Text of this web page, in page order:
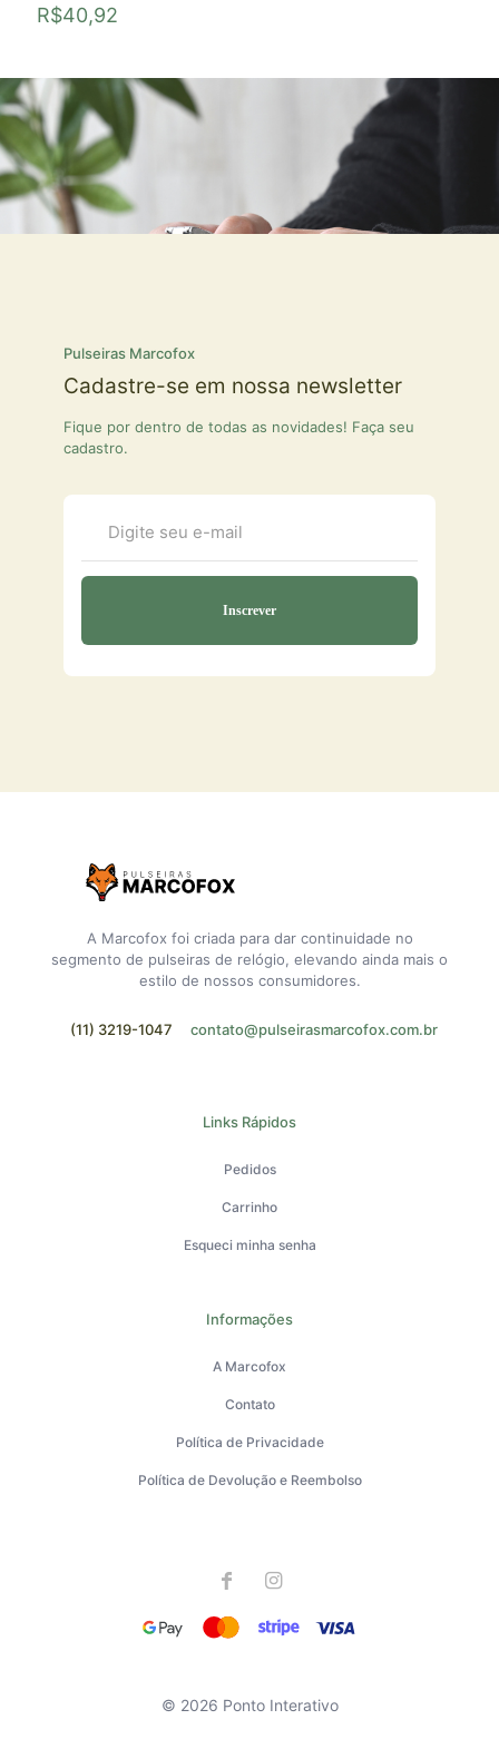
R$40,92
Pulseiras Marcofox
Cadastre-se em nossa newsletter
Fique por dentro de todas as novidades! Faça seu
cadastro.
A Marcofox foi criada para dar continuidade no
segmento de pulseiras de relógio, elevando ainda mais o
estilo de nossos consumidores.
(11) 3219-1047 contato@pulseirasmarcofox.com.br
Links Rápidos
Pedidos
Carrinho
Esqueci minha senha
Informações
A Marcofox
Contato
Política de Privacidade
Política de Devolução e Reembolso
© 2026 Ponto Interativo